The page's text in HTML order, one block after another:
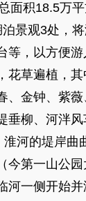
面积18.5万
景观3处，
等，以方便
花草遍植，
、金钟、紫
柳、河泮风
河的堤岸曲
今第一山公
河一侧开始